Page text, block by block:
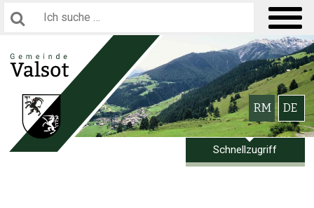
Navigieren in Gemeinde Valsot
Hauptnavigation
Bitte wählen
RM DE
Schnellzugriff